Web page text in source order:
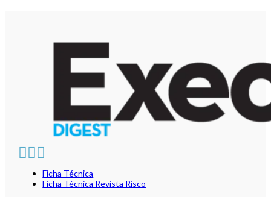
Ficha Técnica
Ficha Técnica Revista Risco